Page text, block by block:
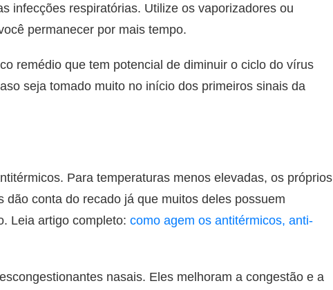
infecções respiratórias. Utilize os vaporizadores ou
permanecer por mais tempo.
remédio que tem potencial de diminuir o ciclo do vírus
seja tomado muito no início dos primeiros sinais da
Para temperaturas menos elevadas, os próprios
dão conta do recado já que muitos deles possuem
Leia artigo completo: como agem os antitérmicos, anti-
nasais. Eles melhoram a congestão e a